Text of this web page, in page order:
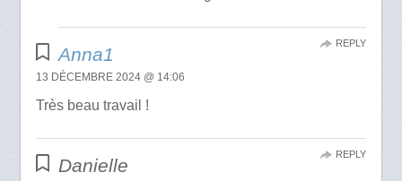
Anna1
13 DÉCEMBRE 2024 @ 14:06
Très beau travail !
REPLY
Danielle
REPLY